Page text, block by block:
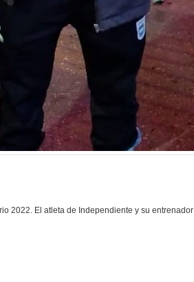
2022. El atleta de Independiente y su entrenador